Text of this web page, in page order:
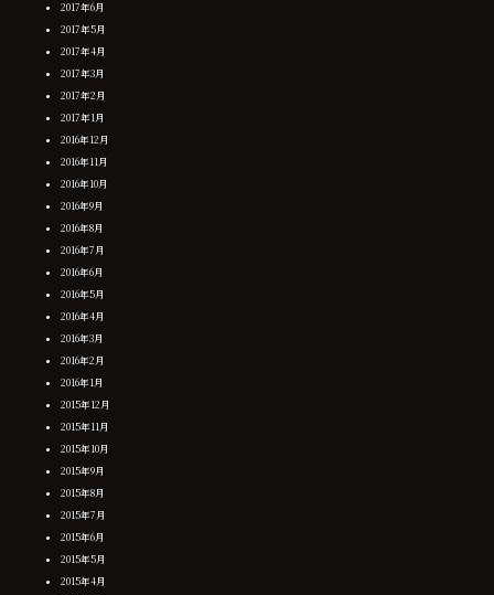
2017年6月
2017年5月
2017年4月
2017年3月
2017年2月
2017年1月
2016年12月
2016年11月
2016年10月
2016年9月
2016年8月
2016年7月
2016年6月
2016年5月
2016年4月
2016年3月
2016年2月
2016年1月
2015年12月
2015年11月
2015年10月
2015年9月
2015年8月
2015年7月
2015年6月
2015年5月
2015年4月